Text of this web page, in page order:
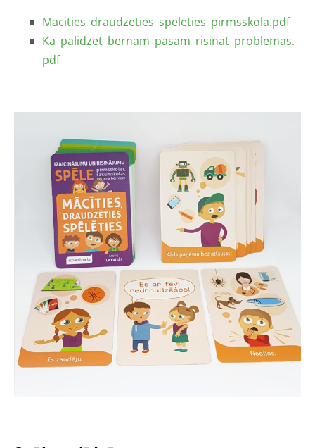
Macities_draudzeties_speleties_pirmsskola.pdf
Ka_palidzet_bernam_pasam_risinat_problemas.
pdf